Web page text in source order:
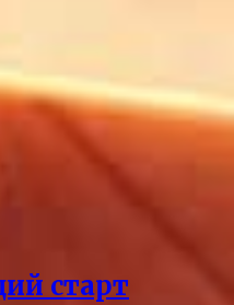
старт